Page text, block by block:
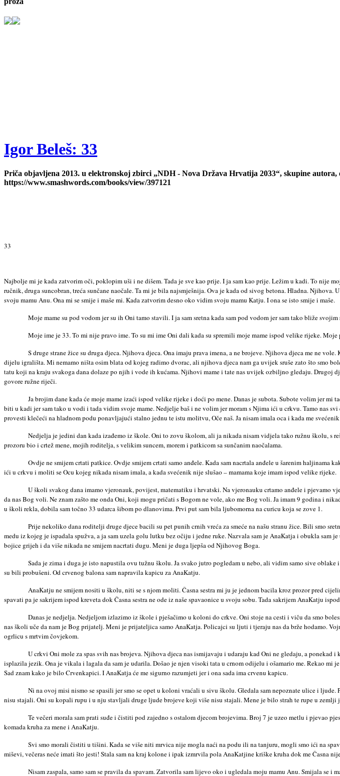
Igor Beleš: 33
Priča objavljena 2013. u elektronskoj zbirci „NDH - Nova Država Hrvatija 2033“, skupine autora,
https://www.smashwords.com/books/view/397121
33
Najbolje mi je kada zatvorim oči, poklopim uši i ne dišem. Tada je sve kao prije. I ja sam kao prije. Ležim u kadi. To nije
ručnik, druga suncobran, treća sunčane naočale. Ta mi je bila najsmješnija. Ova je kada od sivog betona. Hladna.
svoju mamu Anu. Ona mi se smije i maše mi. Kada zatvorim desno oko vidim svoju mamu Katju. I ona se isto smije i maše.
Moje mame su pod vodom jer su ih Oni tamo stavili. I ja sam sretna kada sam pod vodom jer sam tako bliže
Moje ime je 33. To mi nije pravo ime. To su mi ime Oni dali kada su spremili moje mame ispod velike rijeke.
S druge strane žice su druga djeca. Njihova djeca. Ona imaju prava imena, a ne brojeve. Njihova djeca me ne
dijelu igrališta. Mi nemamo ništa osim blata od kojeg radimo dvorac, ali njihova djeca nam ga uvijek sruše zato što smo
tatu koji na kraju svakoga dana dolaze po njih i vode ih kućama. Njihovi mame i tate nas uvijek ozbiljno gledaju. Drugoj
govore ružne riječi.
Ja brojim dane kada će moje mame izaći ispod velike rijeke i doći po mene. Danas je subota. Subote volim jer
biti u kadi jer sam tako u vodi i tada vidim svoje mame. Nedjelje baš i ne volim jer moram s Njima ići u crkvu. Tamo nas svi
provesti klečeći na hladnom podu ponavljajući stalno jednu te istu molitvu, Oče naš. Ja nisam imala oca i kada me
Nedjelja je jedini dan kada izađemo iz škole. Oni to zovu školom, ali ja nikada nisam vidjela tako ružnu školu,
prozoru bio i crtež mene, mojih roditelja, s velikim suncem, morem i patkicom sa sunčanim naočalama.
Ovdje ne smijem crtati patkice. Ovdje smijem crtati samo anđele. Kada sam nacrtala anđele u šarenim
ići u crkvu i moliti se Ocu kojeg nikada nisam imala, a kada svećenik nije slušao – mamama koje imam ispod velike rijeke.
U školi svakog dana imamo vjeronauk, povijest, matematiku i hrvatski. Na vjeronauku crtamo anđele i
da nas Bog voli. Ne znam zašto me onda Oni, koji mogu pričati s Bogom ne vole, ako me Bog voli. Ja imam 9 godina i
u školi rekla, dobila sam točno 33 udarca šibom po dlanovima. Prvi put sam bila ljubomorna na curicu koja se zove 1.
Prije nekoliko dana roditelji druge djece bacili su pet punih crnih vreća za smeće na našu stranu žice. Bili smo
medu iz kojeg je ispadala spužva, a ja sam uzela golu lutku bez očiju i jedne ruke. Nazvala sam je AnaKatja i obukla
bojice grijeh i da više nikada ne smijem nacrtati dugu. Meni je duga ljepša od Njihovog Boga.
Sada je zima i duga je isto napustila ovu tužnu školu. Ja svako jutro pogledam u nebo, ali vidim samo sive
su bili probušeni. Od crvenog balona sam napravila kapicu za AnaKatju.
AnaKatju ne smijem nositi u školu, niti se s njom moliti. Časna sestra mi ju je jednom bacila kroz prozor pred
spavati pa je sakrijem ispod kreveta dok Časna sestra ne ode iz naše spavaonice u svoju sobu. Tada sakrijem AnaKatju
Danas je nedjelja. Nedjeljom izlazimo iz škole i pješačimo u koloni do crkve. Oni stoje na cesti i viču da smo
nas školi uče da nam je Bog prijatelj. Meni je prijateljica samo AnaKatja. Policajci su ljuti i tjeraju nas da brže hodamo.
ogrlicu s mrtvim čovjekom.
U crkvi Oni mole za spas svih nas brojeva. Njihova djeca nas ismijavaju i udaraju kad Oni ne gledaju, a
isplazila jezik. Ona je vikala i lagala da sam je udarila. Došao je njen visoki tata u crnom odijelu i ošamario me. Rekao mi je
Sad znam kako je bilo Crvenkapici. I AnaKatja će me sigurno razumjeti jer i ona sada ima crvenu kapicu.
Ni na ovoj misi nismo se spasili jer smo se opet u koloni vraćali u sivu školu. Gledala sam nepoznate ulice i
nisu stajali. Oni su kopali rupu i u nju stavljali druge ljude brojeve koji više nisu stajali. Mene je bilo strah te rupe u
Te večeri morala sam prati suđe i čistiti pod zajedno s ostalom djecom brojevima. Broj 7 je uzeo metlu i pjevao
komada kruha za mene i AnaKatju.
Svi smo morali čistiti u tišini. Kada se više niti mrvica nije mogla naći na podu ili na tanjuru, mogli smo ići na
miševi, večeras neće imati što jesti! Stala sam na kraj kolone i ipak izmrvila pola AnaKatjine kriške kruha dok me Časna
Nisam zaspala, samo sam se pravila da spavam. Zatvorila sam lijevo oko i ugledala moju mamu Anu. Smijala se